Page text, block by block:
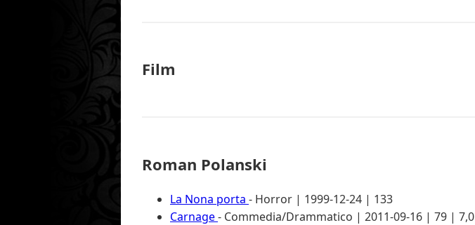
Film
Roman Polanski
La Nona porta - Horror | 1999-12-24 | 133
Carnage- Commedia/Drammatico | 2011-09-16 | 79 | 7,0